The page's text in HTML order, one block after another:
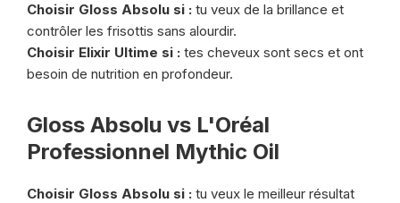
Choisir Gloss Absolu si : tu veux de la brillance et
contrôler les frisottis sans alourdir.
Choisir Elixir Ultime si : tes cheveux sont secs et ont
besoin de nutrition en profondeur.
Gloss Absolu vs L'Oréal
Professionnel Mythic Oil
Choisir Gloss Absolu si : tu veux le meilleur résultat